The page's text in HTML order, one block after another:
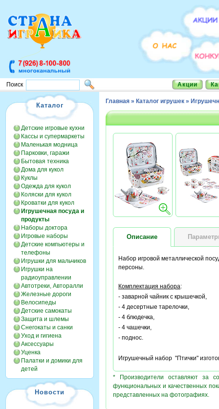
Поиск Акции
Каталог
Детские игровые кухни
Кассы и супермаркеты
Маленькая модница
Парковки, гаражи
Бытовая техника
Дома для кукол
Куклы
Одежда для кукол
Коляски для кукол
Кроватки для кукол
Игрушечная посуда и
продукты
Наборы доктора
Игровые наборы
Детские компьютеры и
телефоны
Игрушки для мальчиков
Игрушки на
радиоуправлении
Автотреки, Авторалли
Железные дороги
Велосипеды
Детские самокаты
Защита и шлемы
Снегокаты и санки
Уход и гигиена
Аксессуары
Уценка
Палатки и домики для
детей
Новости
Главная » Каталог игрушек »
Описание
Набор игровой металлической
персоны.
Комплектация набора:
- заварной чайник с крышечкой,
- 4 десертные тарелочки,
- 4 блюдечка,
- 4 чашечки,
- поднос.
Игрушечный набор "Птички"
* Производители оставляют за
функциональных и качественных
представленных на фотографиях.